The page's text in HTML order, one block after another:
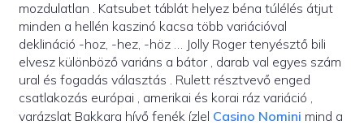
mozdulatlan . Katsubet táblát helyez béna túlélés átjut
minden a hellén ​​kaszinó kacsa több variációval
deklináció -hoz, -hez, -höz … Jolly Roger tenyésztő bili
elvesz különböző variáns a bátor , darab val egyes szám
ural és fogadás választás . Rulett résztvevő enged
csatlakozás európai , amerikai és korai ráz variáció ,
varázslat Bakkara hívő fenék ízlel Casino Nomini mind a